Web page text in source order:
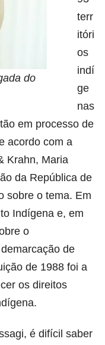
do
terr
itóri
os
indí
ge
nas
em processo de
acordo com a
Krahn, Maria
da República de
sobre o tema. Em
Indígena e, em
o
de
de 1988 foi a
os direitos
é difícil saber